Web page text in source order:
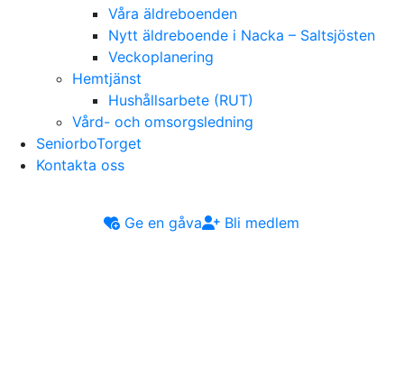
Våra äldreboenden
Nytt äldreboende i Nacka – Saltsjösten
Veckoplanering
Hemtjänst
Hushållsarbete (RUT)
Vård- och omsorgsledning
SeniorboTorget
Kontakta oss
Ge en gåva Bli medlem